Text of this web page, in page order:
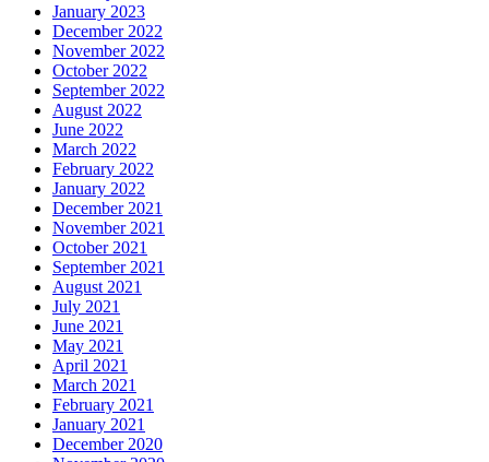
January 2023
December 2022
November 2022
October 2022
September 2022
August 2022
June 2022
March 2022
February 2022
January 2022
December 2021
November 2021
October 2021
September 2021
August 2021
July 2021
June 2021
May 2021
April 2021
March 2021
February 2021
January 2021
December 2020